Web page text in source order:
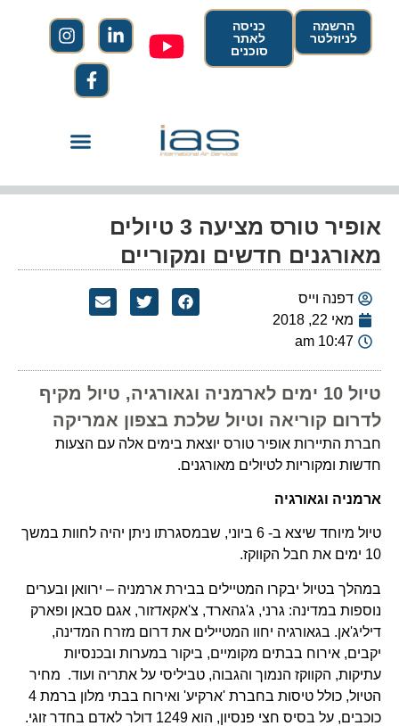
הרשמה
לניוזלטר
כניסה
לאתר
סוכנים
אופיר טורס מציעה 3 טיולים
מאורגנים חדשים ומקוריים
דפנה וייס
מאי 22, 2018
10:47 am
טיול 10 ימים לארמניה וגאורגיה, טיול מקיף
לדרום קוריאה וטיול שלכת בצפון אמריקה
חברת התיירות אופיר טורס יוצאת בימים אלה עם הצעות
חדשות ומקוריות לטיולים מאורגנים.
ארמניה וגאורגיה
טיול מיוחד שיצא ב- 6 ביוני, שבמסגרתו ניתן יהיה לחוות במשך
10 ימים את חבל הקווקז.
במהלך בטיול יבקרו המטיילים בבירת ארמניה – ירוואן ובערים
נוספות במדינה: גרני, ג'גהארד, צ'אקאדזור, אגם סבאן ופארק
דיליג'אן. בגאורגיה יחוו המטיילים את דרום מזרח המדינה,
יקבים, אירוח בבתים מקומיים, ביקור במערות ובכנסיות
עתיקות, הקווקז הנמוך והגבוה, טביליסי על אתריה ועוד. מחיר
הטיול, כולל טיסות בחברת 'ארקיע' ואירוח בבתי מלון ברמת 4
כוכבים, על בסיס חצי פנסיון, הוא 1249 דולר לאדם בחדר זוגי.